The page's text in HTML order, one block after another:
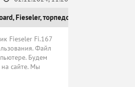
, Fieseler,торпедоносец
Fieseler Fi.167
Файл
Будем
сайте. Мы